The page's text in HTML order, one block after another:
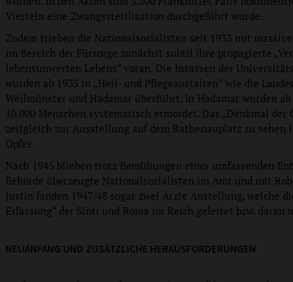
Vierteln eine Zwangssterilisation durchgeführt wurde.
Zudem trieben die Nationalsozialisten seit 1933 mit
im Bereich der Fürsorge zunächst subtil ihre propagierte
lebensunwerten Lebens“ voran. Die Insassen der
wurden ab 1935 in „Heil- und Pflegeanstalten“ wie die
Weilmünster und Hadamar überführt. In Hadamar wurden ab
10.000 Menschen systematisch ermordet. Das „Denkmal der
zeitgleich zur Ausstellung auf dem Rathenauplatz zu sehen
Opfer.
Nach 1945 blieben trotz Bemühungen einer umfassenden
Behörde überzeugte Nationalsozialisten im Amt und mit
Justin fanden 1947/48 sogar zwei Ärzte Anstellung, welche
Erfassung“ der Sinti und Roma im Reich geleitet bzw.
NEUANFANG UND ZUSÄTZLICHE HERAUSFORDERUNGEN